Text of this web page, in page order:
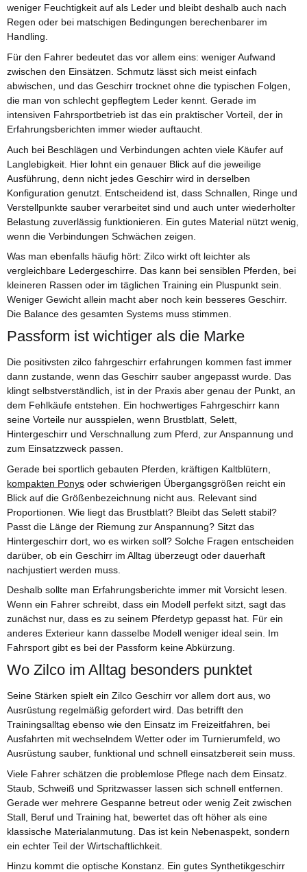
weniger Feuchtigkeit auf als Leder und bleibt deshalb auch nach
Regen oder bei matschigen Bedingungen berechenbarer im
Handling.
Für den Fahrer bedeutet das vor allem eins: weniger Aufwand
zwischen den Einsätzen. Schmutz lässt sich meist einfach
abwischen, und das Geschirr trocknet ohne die typischen Folgen,
die man von schlecht gepflegtem Leder kennt. Gerade im
intensiven Fahrsportbetrieb ist das ein praktischer Vorteil, der in
Erfahrungsberichten immer wieder auftaucht.
Auch bei Beschlägen und Verbindungen achten viele Käufer auf
Langlebigkeit. Hier lohnt ein genauer Blick auf die jeweilige
Ausführung, denn nicht jedes Geschirr wird in derselben
Konfiguration genutzt. Entscheidend ist, dass Schnallen, Ringe und
Verstellpunkte sauber verarbeitet sind und auch unter wiederholter
Belastung zuverlässig funktionieren. Ein gutes Material nützt wenig,
wenn die Verbindungen Schwächen zeigen.
Was man ebenfalls häufig hört: Zilco wirkt oft leichter als
vergleichbare Ledergeschirre. Das kann bei sensiblen Pferden, bei
kleineren Rassen oder im täglichen Training ein Pluspunkt sein.
Weniger Gewicht allein macht aber noch kein besseres Geschirr.
Die Balance des gesamten Systems muss stimmen.
Passform ist wichtiger als die Marke
Die positivsten zilco fahrgeschirr erfahrungen kommen fast immer
dann zustande, wenn das Geschirr sauber angepasst wurde. Das
klingt selbstverständlich, ist in der Praxis aber genau der Punkt, an
dem Fehlkäufe entstehen. Ein hochwertiges Fahrgeschirr kann
seine Vorteile nur ausspielen, wenn Brustblatt, Selett,
Hintergeschirr und Verschnallung zum Pferd, zur Anspannung und
zum Einsatzzweck passen.
Gerade bei sportlich gebauten Pferden, kräftigen Kaltblütern,
kompakten Ponys oder schwierigen Übergangsgrößen reicht ein
Blick auf die Größenbezeichnung nicht aus. Relevant sind
Proportionen. Wie liegt das Brustblatt? Bleibt das Selett stabil?
Passt die Länge der Riemung zur Anspannung? Sitzt das
Hintergeschirr dort, wo es wirken soll? Solche Fragen entscheiden
darüber, ob ein Geschirr im Alltag überzeugt oder dauerhaft
nachjustiert werden muss.
Deshalb sollte man Erfahrungsberichte immer mit Vorsicht lesen.
Wenn ein Fahrer schreibt, dass ein Modell perfekt sitzt, sagt das
zunächst nur, dass es zu seinem Pferdetyp gepasst hat. Für ein
anderes Exterieur kann dasselbe Modell weniger ideal sein. Im
Fahrsport gibt es bei der Passform keine Abkürzung.
Wo Zilco im Alltag besonders punktet
Seine Stärken spielt ein Zilco Geschirr vor allem dort aus, wo
Ausrüstung regelmäßig gefordert wird. Das betrifft den
Trainingsalltag ebenso wie den Einsatz im Freizeitfahren, bei
Ausfahrten mit wechselndem Wetter oder im Turnierumfeld, wo
Ausrüstung sauber, funktional und schnell einsatzbereit sein muss.
Viele Fahrer schätzen die problemlose Pflege nach dem Einsatz.
Staub, Schweiß und Spritzwasser lassen sich schnell entfernen.
Gerade wer mehrere Gespanne betreut oder wenig Zeit zwischen
Stall, Beruf und Training hat, bewertet das oft höher als eine
klassische Materialanmutung. Das ist kein Nebenaspekt, sondern
ein echter Teil der Wirtschaftlichkeit.
Hinzu kommt die optische Konstanz. Ein gutes Synthetikgeschirr